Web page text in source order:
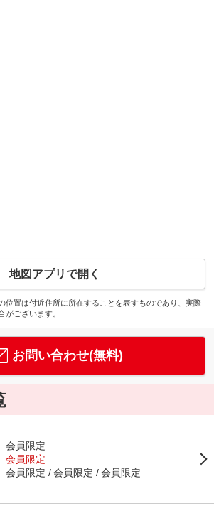
地図アプリで開く
位置は付近住所に所在することを表すものであり、実際
がございます。
お問い合わせ(無料)
会員限定
会員限定
会員限定
会員限定 会員限定